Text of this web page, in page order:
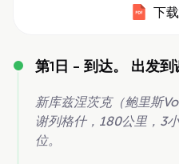
下
第1日 - 到达。 出发到
新库兹涅茨克（鲍里斯
谢列格什，180公里，3
位。